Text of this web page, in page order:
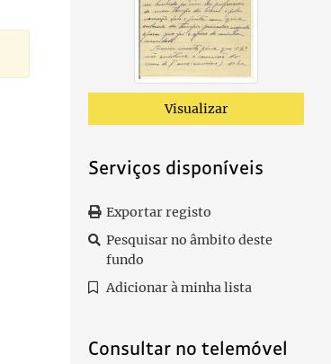
Visualizar
Serviços disponíveis
Exportar registo
Pesquisar no âmbito deste
fundo
Adicionar à minha lista
Consultar no telemóvel